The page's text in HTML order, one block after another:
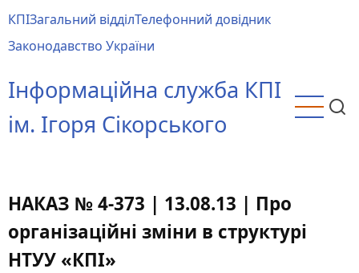
до
основного
КПІЗагальний відділТелефонний довідник
Законодавство України
Інформаційна служба КПІ
ім. Ігоря Сікорського
НАКАЗ № 4-373 | 13.08.13 | Про
організаційні зміни в структурі
НТУУ «КПІ»